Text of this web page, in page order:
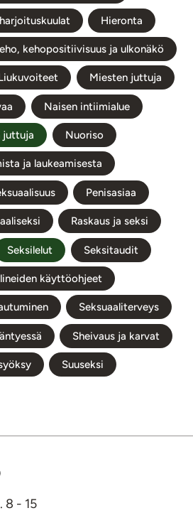
Hieronta
kehopositiivisuus ja ulkonäkö
Miesten juttuja
Naisen intiimialue
juttuja Nuoriso
ja laukeamisesta
Penisasiaa
Raskaus ja seksi
Seksilelut Seksitaudit
käyttöohjeet
Seksuaaliterveys
Sheivaus ja karvat
Suuseksi
8 - 15